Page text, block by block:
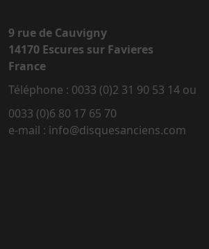
9 rue de Cauvigny
14170 Escures sur Favieres
France
Téléphone : 0033 (0)2 31 90 53 14 ou
0033 (0)6 80 17 65 70
e-mail : info@disquesanciens.com